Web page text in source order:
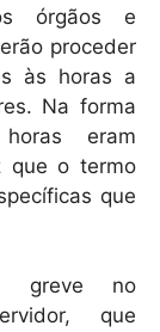
órgãos e
proceder
às horas a
Na forma
eram
que o termo
que
greve no
que